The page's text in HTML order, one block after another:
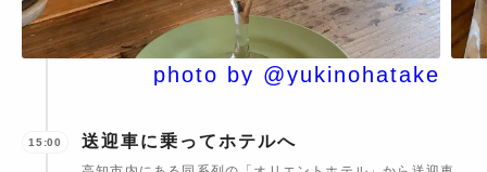
photo by @yukinohatake
15:00 送迎車に乗ってホテルへ